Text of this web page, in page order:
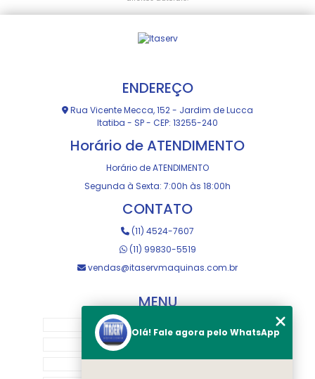
ENDEREÇO
Rua Vicente Mecca, 152 - Jardim de Lucca
Itatiba - SP - CEP: 13255-240
Horário de ATENDIMENTO
Horário de ATENDIMENTO
Segunda à Sexta: 7:00h às 18:00h
CONTATO
(11) 4524-7607
(11) 99830-5519
vendas@itaservmaquinas.com.br
MENU
MANUTENÇÃO E USINAGEM
Olá! Fale agora pelo WhatsApp